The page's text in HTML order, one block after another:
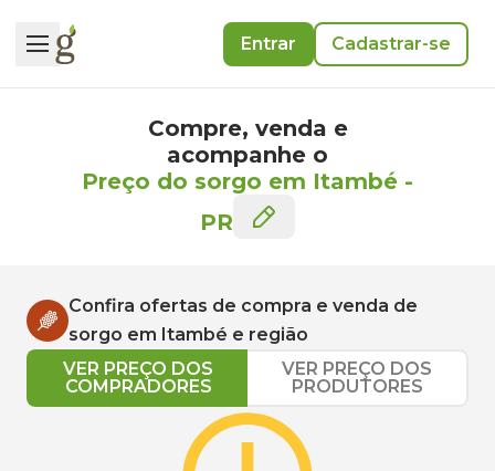
Entrar Cadastrar-se
Compre, venda e
acompanhe o
Preço do sorgo em Itambé -
PR
Confira ofertas de compra e venda de
sorgo em Itambé e região
VER PREÇO DOS
COMPRADORES
VER PREÇO DOS
PRODUTORES